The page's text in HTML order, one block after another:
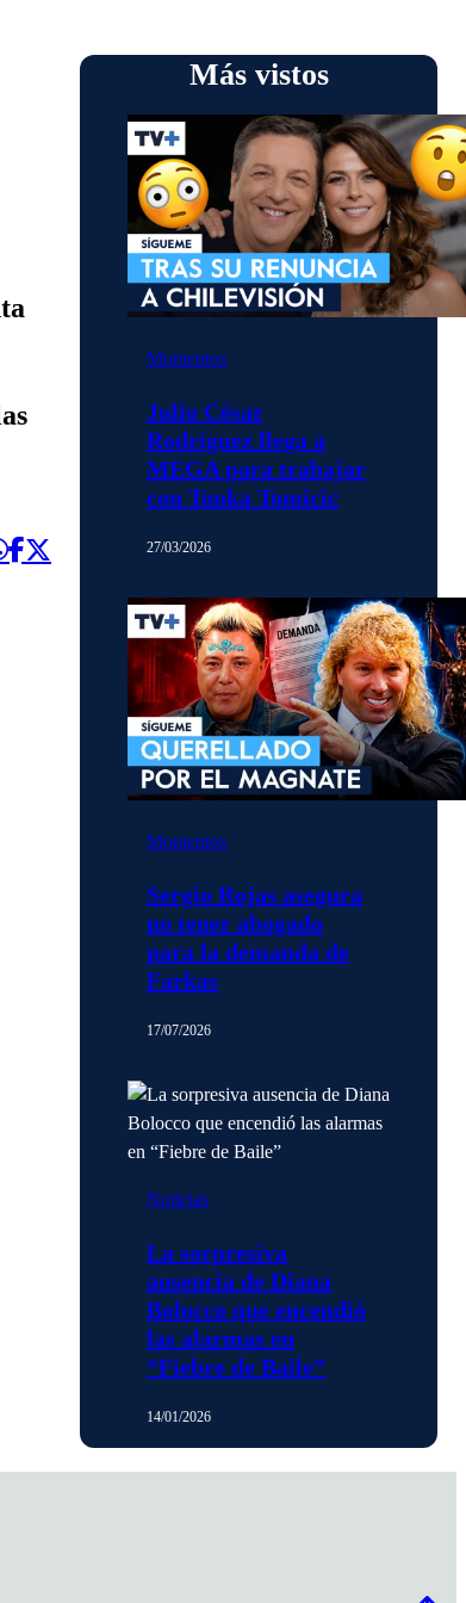
Más vistos
Momentos
Julio César
Rodríguez llega a
MEGA para trabajar
con Tonka Tomicic
27/03/2026
Momentos
Sergio Rojas asegura
no tener abogado
para la demanda de
Farkas
17/07/2026
Noticias
La sorpresiva
ausencia de Diana
Bolocco que encendió
las alarmas en
“Fiebre de Baile”
14/01/2026